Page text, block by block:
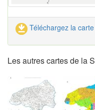
Téléchargez la
Les autres cartes de la